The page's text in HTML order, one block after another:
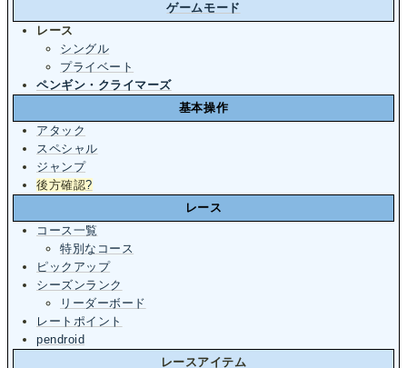
ゲームモード
レース
シングル
プライベート
ペンギン・クライマーズ
基本操作
アタック
スペシャル
ジャンプ
後方確認?
レース
コース一覧
特別なコース
ピックアップ
シーズンランク
リーダーボード
レートポイント
pendroid
レースアイテム